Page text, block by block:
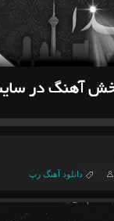
دانلود آهنگ رپ